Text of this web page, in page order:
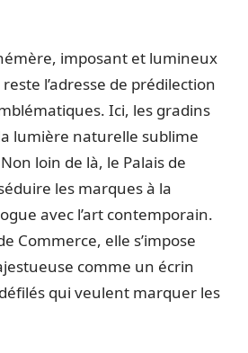
imposant et lumineux
l’adresse de prédilection
Ici, les gradins
lumière naturelle sublime
loin de là, le Palais de
les marques à la
avec l’art contemporain.
Commerce, elle s’impose
comme un écrin
qui veulent marquer les